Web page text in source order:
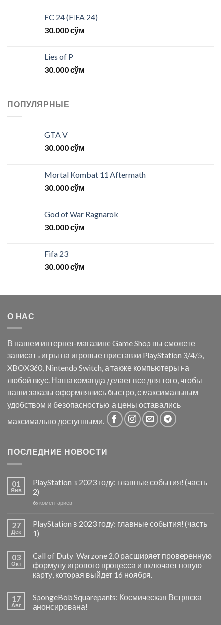
FC 24 (FIFA 24)
30.000сўм
Lies of P
30.000сўм
ПОПУЛЯРНЫЕ
GTA V
30.000сўм
Mortal Kombat 11 Aftermath
30.000сўм
God of War Ragnarok
30.000сўм
Fifa 23
30.000сўм
О НАС
В нашем интернет-магазине Game Shop вы сможете
записать игры на игровые приставки PlayStation 3/4/5,
XBOX360, Nintendo Switch, а также компьютеры на
любой вкус. Наша команда делает все для того, чтобы
ваши заказы оформлялись быстро, с максимальным
удобством и безопасностью, а цены оставались
максимально доступными.
ПОСЛЕДНИЕ НОВОСТИ
01
Янв
PlayStation в 2023 году: главные события! (часть
2)
6s коментариев
27
Дек
PlayStation в 2023 году: главные события! (часть
1)
03
Окт
Call of Duty: Warzone 2.0 расширяет проверенную
формулу игрового процесса и включает новую
карту, которая выйдет 16 ноября.
17
Авг
SpongeBob Squarepants: Космическая Встряска
анонсирована!